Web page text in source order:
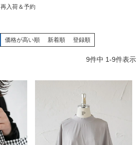
再入荷＆予約
価格が高い順 新着順 登録順
9件中 1-9件表示